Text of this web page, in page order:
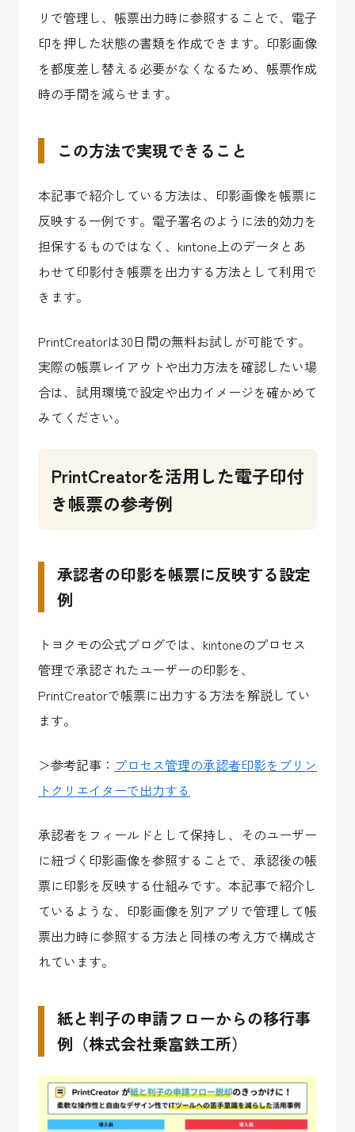
リで管理し、帳票出力時に参照することで、電子
印を押した状態の書類を作成できます。印影画像
を都度差し替える必要がなくなるため、帳票作成
時の手間を減らせます。
この方法で実現できること
本記事で紹介している方法は、印影画像を帳票に
反映する一例です。電子署名のように法的効力を
担保するものではなく、kintone上のデータとあ
わせて印影付き帳票を出力する方法として利用で
きます。
PrintCreatorは30日間の無料お試しが可能です。
実際の帳票レイアウトや出力方法を確認したい場
合は、試用環境で設定や出力イメージを確かめて
みてください。
PrintCreatorを活用した電子印付
き帳票の参考例
承認者の印影を帳票に反映する設定
例
トヨクモの公式ブログでは、kintoneのプロセス
管理で承認されたユーザーの印影を、
PrintCreatorで帳票に出力する方法を解説してい
ます。
＞参考記事： プロセス管理の承認者印影をプリン
トクリエイターで出力する
承認者をフィールドとして保持し、そのユーザー
に紐づく印影画像を参照することで、承認後の帳
票に印影を反映する仕組みです。本記事で紹介し
ているような、印影画像を別アプリで管理して帳
票出力時に参照する方法と同様の考え方で構成さ
れています。
紙と判子の申請フローからの移行事
例（株式会社乗富鉄工所）